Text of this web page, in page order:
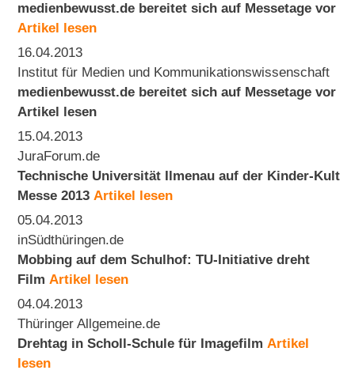
medienbewusst.de bereitet sich auf Messetage vor
Artikel lesen
16.04.2013
Institut für Medien und Kommunikationswissenschaft
medienbewusst.de bereitet sich auf Messetage vor
Artikel lesen
15.04.2013
JuraForum.de
Technische Universität Ilmenau auf der Kinder-Kult
Messe 2013 Artikel lesen
05.04.2013
inSüdthüringen.de
Mobbing auf dem Schulhof: TU-Initiative dreht
Film Artikel lesen
04.04.2013
Thüringer Allgemeine.de
Drehtag in Scholl-Schule für Imagefilm Artikel
lesen